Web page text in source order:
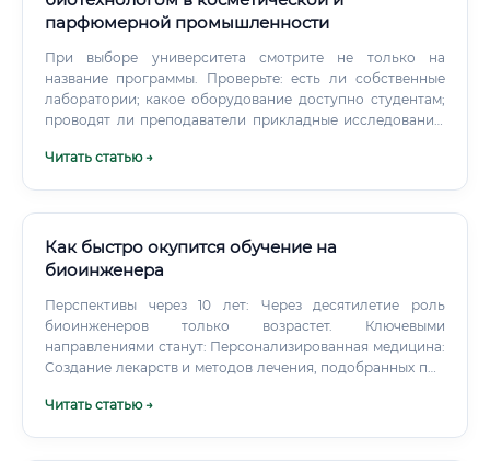
парфюмерной промышленности
При выборе университета смотрите не только на
название программы. Проверьте: есть ли собственные
лаборатории; какое оборудование доступно студентам;
проводят ли преподаватели прикладные исследования;
студенты в грантах и проектах; изучаются ли
Читать статью →
Как быстро окупится обучение на
биоинженера
Перспективы через 10 лет: Через десятилетие роль
биоинженеров только возрастет. Ключевыми
направлениями станут: Персонализированная медицина:
Создание лекарств и методов лечения, подобранных под
Читать статью →